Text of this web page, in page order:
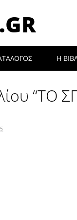
Η
“ΤΟ